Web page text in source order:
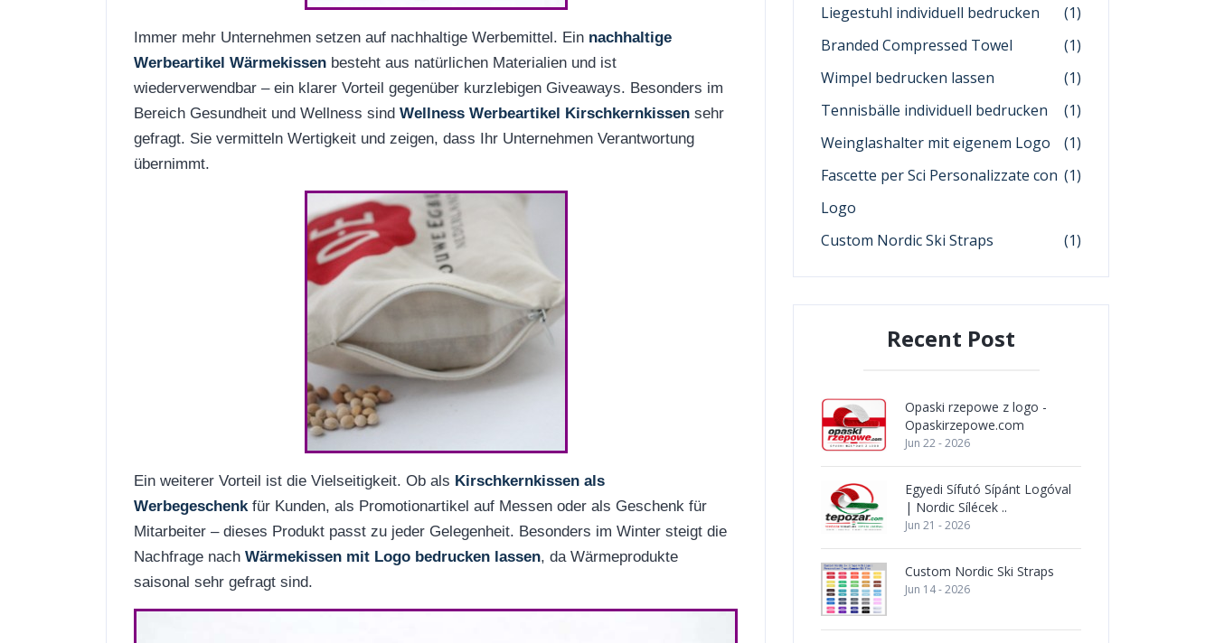
Immer mehr Unternehmen setzen auf nachhaltige Werbemittel. Ein nachhaltige
Werbeartikel Wärmekissen besteht aus natürlichen Materialien und ist
wiederverwendbar – ein klarer Vorteil gegenüber kurzlebigen Giveaways. Besonders im
Bereich Gesundheit und Wellness sind Wellness Werbeartikel Kirschkernkissen sehr
gefragt. Sie vermitteln Wertigkeit und zeigen, dass Ihr Unternehmen Verantwortung
übernimmt.
Ein weiterer Vorteil ist die Vielseitigkeit. Ob als Kirschkernkissen als
Werbegeschenk für Kunden, als Promotionartikel auf Messen oder als Geschenk für
Mitarbeiter – dieses Produkt passt zu jeder Gelegenheit. Besonders im Winter steigt die
Nachfrage nach Wärmekissen mit Logo bedrucken lassen, da Wärmeprodukte
saisonal sehr gefragt sind.
Liegestuhl individuell bedrucken
(1)
Branded Compressed Towel
(1)
Wimpel bedrucken lassen
(1)
Tennisbälle individuell bedrucken
(1)
Weinglashalter mit eigenem Logo
(1)
Fascette per Sci Personalizzate con
Logo
(1)
Custom Nordic Ski Straps (1)
Recent Post
Opaski rzepowe z logo -
Opaskirzepowe.com
Jun 22 - 2026
Egyedi Sífutó Sípánt Logóval
| Nordic Sílécek ..
Jun 21 - 2026
Custom Nordic Ski Straps
Jun 14 - 2026